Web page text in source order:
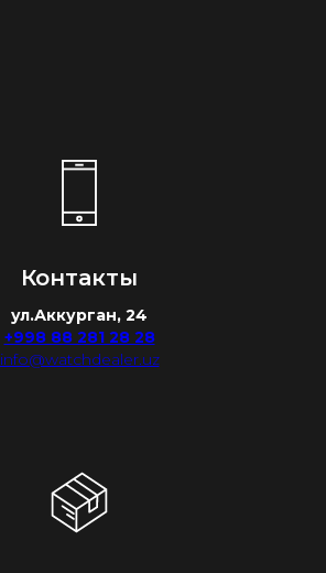
Контакты
ул.Аккурган, 24
+998 88 281 28 28
info@watchdealer.uz